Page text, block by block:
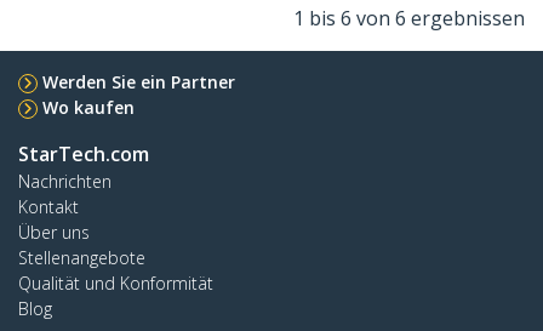
1 bis 6 von 6 ergebnissen
Werden Sie ein Partner
Wo kaufen
StarTech.com
Nachrichten
Kontakt
Über uns
Stellenangebote
Qualität und Konformität
Blog